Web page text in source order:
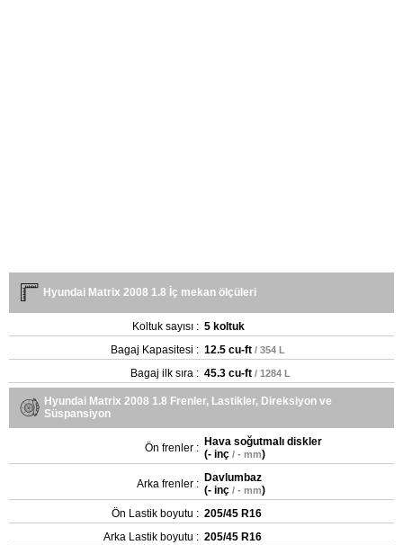
Hyundai Matrix 2008 1.8 İç mekan ölçüleri
Koltuk sayısı : 5 koltuk
Bagaj Kapasitesi : 12.5 cu-ft / 354 L
Bagaj ilk sıra : 45.3 cu-ft / 1284 L
Hyundai Matrix 2008 1.8 Frenler, Lastikler, Direksiyon ve
Süspansiyon
Ön frenler : Hava soğutmalı diskler
(- inç / - mm)
Arka frenler : Davlumbaz
(- inç / - mm)
Ön Lastik boyutu : 205/45 R16
Arka Lastik boyutu : 205/45 R16